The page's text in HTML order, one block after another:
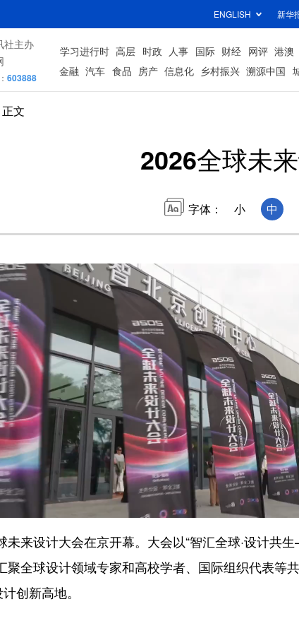
ENGLISH 新华
社主办
603888
学习进行时 高层 时政 人事 国际 财经 网评 港澳
金融 汽车 食品 房产 信息化 乡村振兴 溯源中国
正文
2026全球未
字体： 小 中
来设计大会在京开幕。大会以“智汇全球·设计共
聚全球设计领域专家和高校学者、国际组织代表等
创新高地。